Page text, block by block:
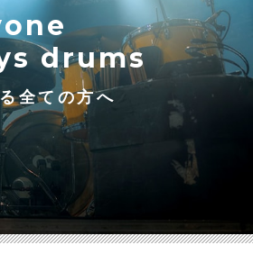
drums
全ての方へ